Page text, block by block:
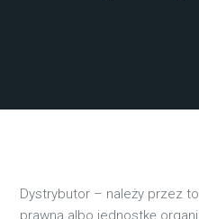
Dystrybutor – należy przez
prawną albo jednostkę